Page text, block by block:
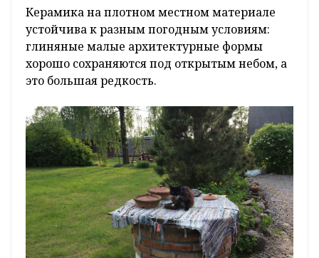
Керамика на плотном местном материале
устойчива к разным погодным условиям:
глиняные малые архитектурные формы
хорошо сохраняются под открытым небом, а
это большая редкость.